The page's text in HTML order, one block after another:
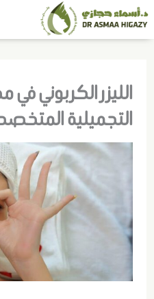
تخطي
إلى
الليزر الكربوني
التجميلية